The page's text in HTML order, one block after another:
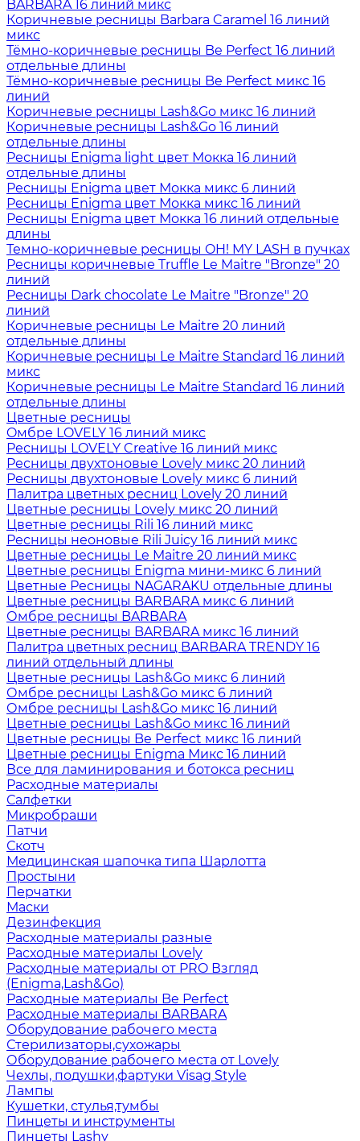
BARBARA 16 линий микс
Коричневые ресницы Barbara Caramel 16 линий
микс
Тёмно-коричневые ресницы Be Perfect 16 линий
отдельные длины
Тёмно-коричневые ресницы Be Perfect микс 16
линий
Коричневые ресницы Lash&Go микс 16 линий
Коричневые ресницы Lash&Go 16 линий
отдельные длины
Ресницы Enigma light цвет Мокка 16 линий
отдельные длины
Ресницы Enigma цвет Мокка микс 6 линий
Ресницы Enigma цвет Мокка микс 16 линий
Ресницы Enigma цвет Мокка 16 линий отдельные
длины
Темно-коричневые ресницы OH! MY LASH в пучках
Ресницы коричневые Truffle Le Maitre "Bronze" 20
линий
Ресницы Dark chocolate Le Maitre "Bronze" 20
линий
Коричневые ресницы Le Maitre 20 линий
отдельные длины
Коричневые ресницы Le Maitre Standard 16 линий
микс
Коричневые ресницы Le Maitre Standard 16 линий
отдельные длины
Цветные ресницы
Oмбре LOVELY 16 линий микс
Ресницы LOVELY Creative 16 линий микс
Ресницы двухтоновые Lovely микс 20 линий
Ресницы двухтоновые Lovely микс 6 линий
Палитра цветных ресниц Lovely 20 линий
Цветные ресницы Lovely микс 20 линий
Цветные ресницы Rili 16 линий микс
Ресницы неоновые Rili Juicy 16 линий микс
Цветные ресницы Le Maitre 20 линий микс
Цветные ресницы Enigma мини-микс 6 линий
Цветные Ресницы NAGARAKU отдельные длины
Цветные ресницы BARBARA микс 6 линий
Омбре ресницы BARBARA
Цветные ресницы BARBARA микс 16 линий
Палитра цветных ресниц BARBARA TRENDY 16
линий отдельный длины
Цветные ресницы Lash&Go микс 6 линий
Омбре ресницы Lash&Go микс 6 линий
Омбре ресницы Lash&Go микс 16 линий
Цветные ресницы Lash&Go микс 16 линий
Цветные ресницы Be Perfect микс 16 линий
Цветные ресницы Enigma Микс 16 линий
Все для ламинирования и ботокса ресниц
Расходные материалы
Салфетки
Микробраши
Патчи
Скотч
Медицинская шапочка типа Шарлотта
Простыни
Перчатки
Маски
Дезинфекция
Расходные материалы разные
Расходные материалы Lovely
Расходные материалы от PRO Взгляд
(Enigma,Lash&Go)
Расходные материалы Be Perfect
Расходные материалы BARBARA
Оборудование рабочего места
Стерилизаторы,сухожары
Оборудование рабочего места от Lovely
Чехлы, подушки,фартуки Visag Style
Лампы
Кушетки, стулья,тумбы
Пинцеты и инструменты
Пинцеты Lashy